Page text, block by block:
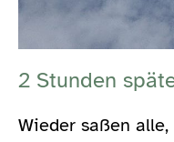
2 Stunden
Wieder saßen